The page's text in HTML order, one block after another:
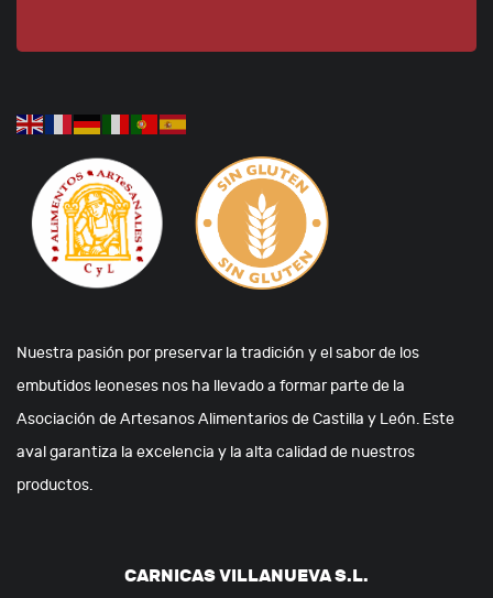
Nuestra pasión por preservar la tradición y el sabor de los
embutidos leoneses nos ha llevado a formar parte de la
Asociación de Artesanos Alimentarios de Castilla y León. Este
aval garantiza la excelencia y la alta calidad de nuestros
productos.
CARNICAS VILLANUEVA S.L.